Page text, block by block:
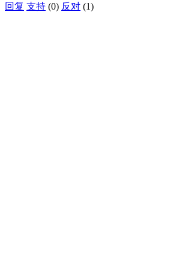
回复 支持 (0) 反对 (1)